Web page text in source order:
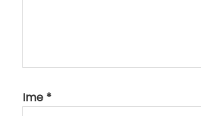
Ime *